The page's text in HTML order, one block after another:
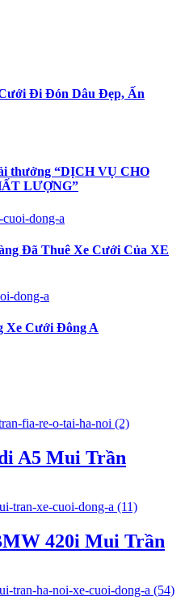
Đi Đón Dâu Đẹp, Ấn
thưởng “DỊCH VỤ CHO
LƯỢNG”
Đã Thuê Xe Cưới Của XE
Xe Cưới Đông A
A5 Mui Trần
420i Mui Trần